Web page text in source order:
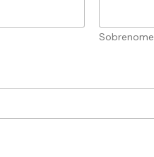
Sobrenome